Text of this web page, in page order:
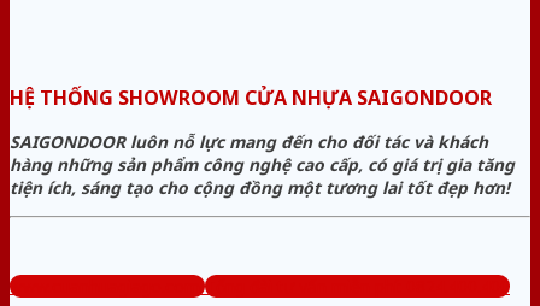
HỆ THỐNG SHOWROOM CỬA NHỰA SAIGONDOOR
SAIGONDOOR luôn nỗ lực mang đến cho đối tác và khách
hàng những sản phẩm công nghệ cao cấp, có giá trị gia tăng
tiện ích, sáng tạo cho cộng đồng một tương lai tốt đẹp hơn!
www.cuanhuagiago.com Tổng đài tư vấn miễn phí: 0824.400.400